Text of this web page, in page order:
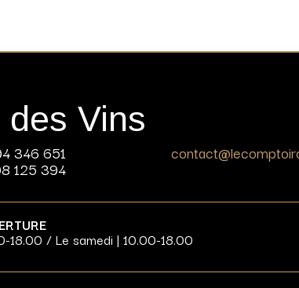
Vins
346 651
125 394
18.00 / Le samedi | 10.00-18.00